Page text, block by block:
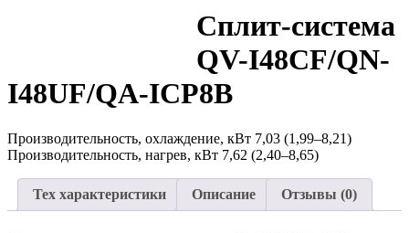
Сплит-система
QV-I48CF/QN-
I48UF/QA-ICP8B
Производительность, охлаждение, кВт 7,03 (1,99–8,21)
Производительность, нагрев, кВт 7,62 (2,40–8,65)
Тех характеристики Описание Отзывы (0)